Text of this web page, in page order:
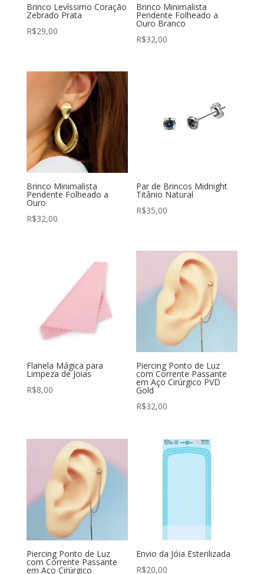
Brinco Levíssimo Coração
Zebrado Prata
R$29,00
Brinco Minimalista
Pendente Folheado a
Ouro Branco
R$32,00
Brinco Minimalista
Pendente Folheado a
Ouro
R$32,00
Par de Brincos Midnight
Titânio Natural
R$35,00
Flanela Mágica para
Limpeza de Joias
R$8,00
Piercing Ponto de Luz
com Corrente Passante
em Aço Cirúrgico PVD
Gold
R$32,00
Piercing Ponto de Luz
com Corrente Passante
em Aço Cirúrgico
Envio da Jóia Esterilizada
R$20,00